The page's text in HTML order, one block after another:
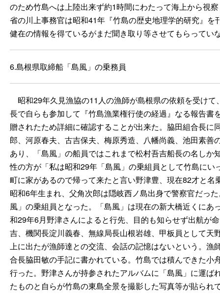
のため竹島へは上陸出来ず約1時間にわたって海上から視
省の川上事務官は昭和41年『竹島の歴史地理学的研究』
健在の情報を得ているがまだ聞き取り等させてもらってい
6.島根県取締船「島風」の乗務員
昭和29年久見漁協の11人の漁師が島根県の依頼を受け
長で自らも参加して『竹島漁業権行使の経過』なる報告
贈されたため詳細に確認することが出来た。脇田組合長
郎、河原春夫、古吉保夫、梅原秀造、八幡尚義、池田素
あり、「島風」の船員ではこれまで松村吾吉船長の名し
性の方が「私は昭和29年「島風」の乗組員として竹島に
町に家があるので帰って来たと言い野津豊、現在82才と
昭和6年生まれ、父角次郎は隠岐西ノ島出身で警察官だっ
風」の乗組員となった。「島風」は現在の新大橋近くに
和29年6月野津さんによると行先、目的も知らせず出航が
吉、機関長淀川義春、無線局長山根岩雄、甲板員として
上に出たが漁師達との交流、会話の記憶はないという。
合長脇田敏の手記に書かれている。竹島では積んできた
行った。野津さんが持参されたアルバムに「島風」に運
たものと自らが竹島の東島全景を撮影した写真等が貼られ